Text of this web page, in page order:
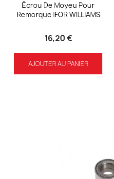
Écrou De Moyeu Pour
Remorque IFOR WILLIAMS
16,20 €
AJOUTER AU PANIER